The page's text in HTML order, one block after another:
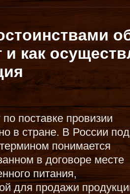
и как
поставке провизии
в стране. В России под
понимается
в договоре месте
питания,
для продажи